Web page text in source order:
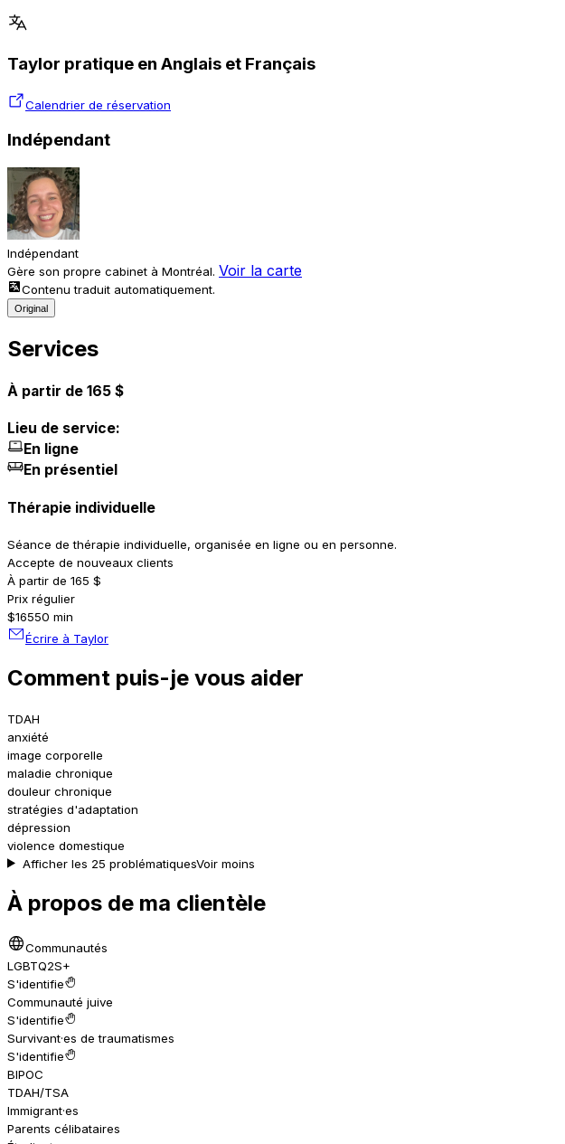
Taylor pratique en Anglais et Français
Calendrier de réservation
Indépendant
Indépendant
Gère son propre cabinet à Montréal. Voir la carte
Contenu traduit automatiquement.
Original
Services
À partir de 165 $
Lieu de service:
En ligne
En présentiel
Thérapie individuelle
Séance de thérapie individuelle, organisée en ligne ou en personne.
Accepte de nouveaux clients
À partir de 165 $
Prix régulier
$16550 min
Écrire à Taylor
Comment puis-je vous aider
TDAH
anxiété
image corporelle
maladie chronique
douleur chronique
stratégies d'adaptation
dépression
violence domestique
Afficher les 25 problématiquesVoir moins
À propos de ma clientèle
Communautés
LGBTQ2S+
S'identifie
Communauté juive
S'identifie
Survivant·es de traumatismes
S'identifie
BIPOC
TDAH/TSA
Immigrant·es
Parents célibataires